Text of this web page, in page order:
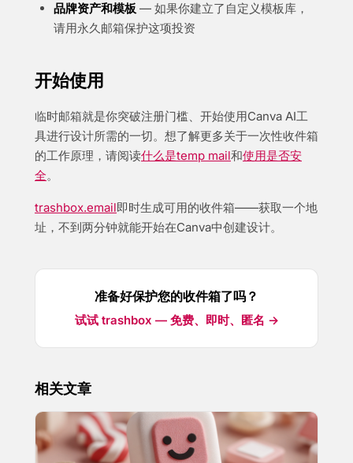
品牌资产和模板 — 如果你建立了自定义模板库，
请用永久邮箱保护这项投资
开始使用
临时邮箱就是你突破注册门槛、开始使用Canva AI工
具进行设计所需的一切。想了解更多关于一次性收件箱
的工作原理，请阅读什么是temp mail和使用是否安
全。
trashbox.email即时生成可用的收件箱——获取一个地
址，不到两分钟就能开始在Canva中创建设计。
准备好保护您的收件箱了吗？
试试 trashbox — 免费、即时、匿名 →
相关文章